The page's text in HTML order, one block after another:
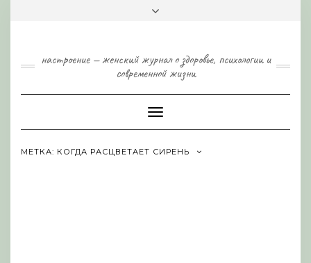
настроение — женский журнал о здоровье, психологии и
современной жизни
Toggle
Navigation
МЕТКА: КОГДА РАСЦВЕТАЕТ СИРЕНЬ